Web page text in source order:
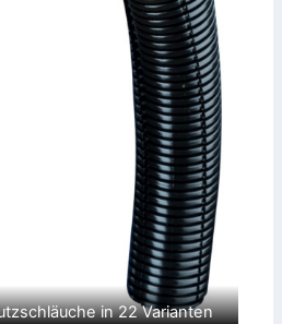
in 22 Varianten